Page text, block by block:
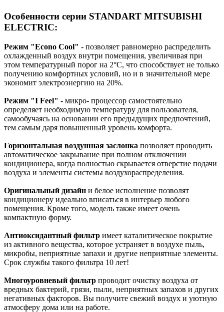
Особенности серии STANDART MITSUBISHI
ELECTRIC:
Режим "Econo Cool" - позволяет равномерно распределить
охлажденный воздух внутри помещения, увеличивая при
этом температурный порог на 2°C, что способствует не только
получению комфортных условий, но и в значительной мере
экономит электроэнергию на 20%.
Режим "I Feel" - микро- процессор самостоятельно
определяет необходимую температуру для пользователя,
самообучаясь на основании его предыдущих предпочтений,
тем самым даря повышенный уровень комфорта.
Горизонтальная воздушная заслонка позволяет проводить
автоматическое закрывание при полном отключении
кондиционера, когда полностью скрывается отверстие подачи
воздуха и элементы системы воздухораспределения.
Оригинальный дизайн и белое исполнение позволят
кондиционеру идеально вписаться в интерьер любого
помещения. Кроме того, модель также имеет очень
компактную форму.
Антиоксидантный фильтр имеет каталитическое покрытие
из активного вещества, которое устраняет в воздухе пыль,
микробы, неприятные запахи и другие неприятные элементы.
Срок службы такого фильтра 10 лет!
Многоуровневый фильтр проводит очистку воздуха от
вредных бактерий, грязи, пыли, неприятных запахов и других
негативных факторов. Вы получите свежий воздух и уютную
атмосферу дома или на работе.